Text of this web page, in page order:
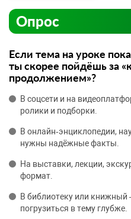
Опрос
Если тема на уроке
ты скорее пойдёшь за
продолжением»?
В соцсети и на
ролики и подборки.
В онлайн‑энциклопедии,
нужны надёжные факты.
На выставки, лекции,
формат.
В библиотеку или
погрузиться в тему глубже.